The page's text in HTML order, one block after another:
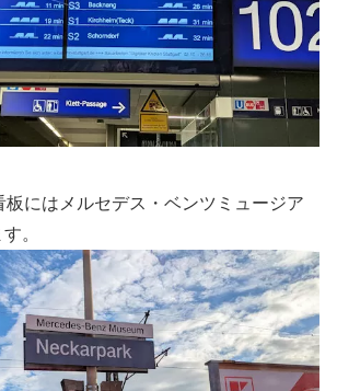
板にはメルセデス・ベンツミュージア
。